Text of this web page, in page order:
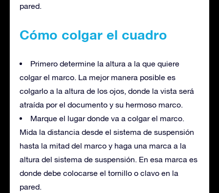
pared.
Cómo colgar el cuadro
Primero determine la altura a la que quiere
colgar el marco. La mejor manera posible es
colgarlo a la altura de los ojos, donde la vista será
atraída por el documento y su hermoso marco.
Marque el lugar donde va a colgar el marco.
Mida la distancia desde el sistema de suspensión
hasta la mitad del marco y haga una marca a la
altura del sistema de suspensión. En esa marca es
donde debe colocarse el tornillo o clavo en la
pared.